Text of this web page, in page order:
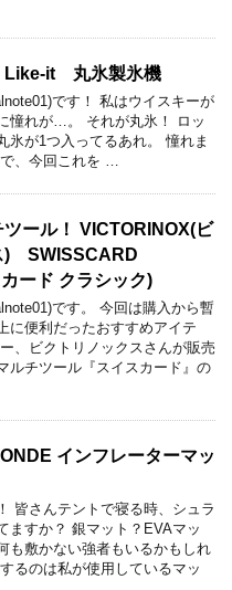
Like-it 丸氷製氷機
です！ 私はウイスキーが
憧れが…。 それが丸氷！ ロッ
氷が1つ入ってるあれ。 憧れま
、今回これを …
ール！ VICTORINOX(ビ
) SWISSCARD
ード クラシック)
です。 今回は購入から暫
に便利だったおすすめアイテ
、ビクトリノックスさんが販売
ルチツール『スイスカード』の
インフレーターマッ
皆さんテントで寝る時、シュラ
ますか？ 銀マット？EVAマッ
も敷かない強者もいるかもしれ
るのは私が使用しているマッ